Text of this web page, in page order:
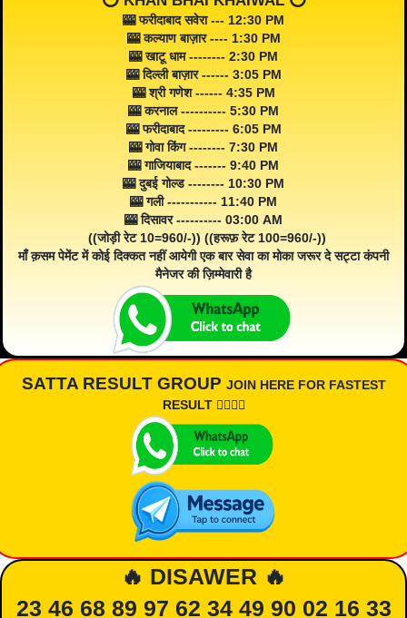
🎰 फरीदाबाद सवेरा --- 12:30 PM
🎰 कल्याण बाज़ार ---- 1:30 PM
🎰 खाटू धाम -------- 2:30 PM
🎰 दिल्ली बाज़ार ------ 3:05 PM
🎰 श्री गणेश ------ 4:35 PM
🎰 करनाल ---------- 5:30 PM
🎰 फरीदाबाद --------- 6:05 PM
🎰 गोवा किंग -------- 7:30 PM
🎰 गाजियाबाद ------- 9:40 PM
🎰 दुबई गोल्ड -------- 10:30 PM
🎰 गली ----------- 11:40 PM
🎰 दिसावर ---------- 03:00 AM
((जोड़ी रेट 10=960/-)) ((हरूफ़ रेट 100=960/-))
माँ क़सम पेमेंट में कोई दिक्कत नहीं आयेगी एक बार सेवा का मोका जरूर दे सट्टा कंपनी
मैनेजर की ज़िम्मेवारी है
SATTA RESULT GROUP JOIN HERE FOR FASTEST
RESULT 👇🏾👇🏾
🔥 DISAWER 🔥
23 46 68 89 97 62 34 49 90 02 16 33